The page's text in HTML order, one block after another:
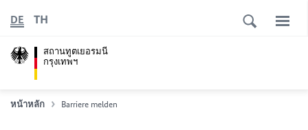
สถานทูตเยอรมนี
กรุงเทพฯ
DE TH
หน้าหลัก Barriere melden